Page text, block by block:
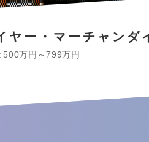
ヤー・マーチャンダ
500万円～799万円